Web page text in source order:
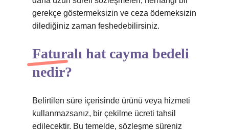
gerekçe göstermeksizin ve ceza ödemeksizin
dilediğiniz zaman feshedebilirsiniz.
Faturalı hat cayma bedeli
nedir?
Belirtilen süre içerisinde ürünü veya hizmeti
kullanmazsanız, bir çekilme ücreti tahsil
edilecektir. Bu temelde, sözleşme süreniz